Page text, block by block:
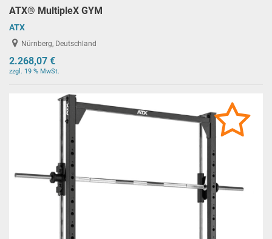
ATX® MultipleX GYM
ATX
Nürnberg, Deutschland
2.268,07 €
zzgl. 19 % MwSt.